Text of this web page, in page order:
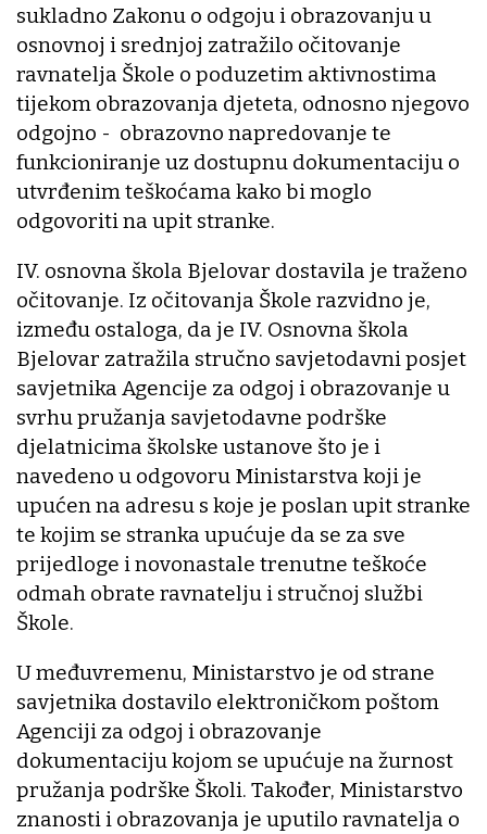
sukladno Zakonu o odgoju i obrazovanju u
osnovnoj i srednjoj zatražilo očitovanje
ravnatelja Škole o poduzetim aktivnostima
tijekom obrazovanja djeteta, odnosno njegovo
odgojno - obrazovno napredovanje te
funkcioniranje uz dostupnu dokumentaciju o
utvrđenim teškoćama kako bi moglo
odgovoriti na upit stranke.
IV. osnovna škola Bjelovar dostavila je traženo
očitovanje. Iz očitovanja Škole razvidno je,
između ostaloga, da je IV. Osnovna škola
Bjelovar zatražila stručno savjetodavni posjet
savjetnika Agencije za odgoj i obrazovanje u
svrhu pružanja savjetodavne podrške
djelatnicima školske ustanove što je i
navedeno u odgovoru Ministarstva koji je
upućen na adresu s koje je poslan upit stranke
te kojim se stranka upućuje da se za sve
prijedloge i novonastale trenutne teškoće
odmah obrate ravnatelju i stručnoj službi
Škole.
U međuvremenu, Ministarstvo je od strane
savjetnika dostavilo elektroničkom poštom
Agenciji za odgoj i obrazovanje
dokumentaciju kojom se upućuje na žurnost
pružanja podrške Školi. Također, Ministarstvo
znanosti i obrazovanja je uputilo ravnatelja o